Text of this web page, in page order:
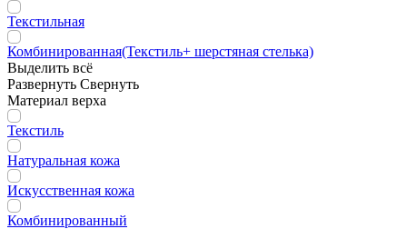
Текстильная
Комбинированная(Текстиль+ шерстяная стелька)
Выделить всё
Развернуть Свернуть
Материал верха
Текстиль
Натуральная кожа
Искусственная кожа
Комбинированный